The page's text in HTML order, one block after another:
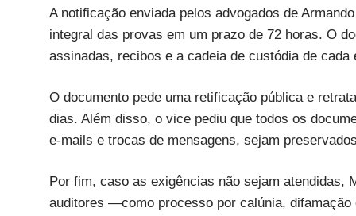
A notificação enviada pelos advogados de
integral das provas em um prazo de 72 horas. O
assinadas, recibos e a cadeia de custódia de cada
O documento pede uma retificação pública e
dias. Além disso, o vice pediu que todos os
e-mails e trocas de mensagens, sejam
Por fim, caso as exigências não sejam atendidas,
auditores —como processo por calúnia,